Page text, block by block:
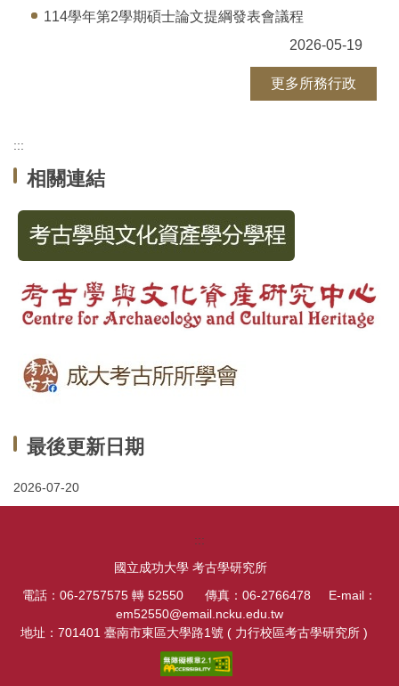
114學年第2學期碩士論文提綱發表會議程
2026-05-19
更多所務行政
:::
相關連結
最後更新日期
2026-07-20
:::
國立成功大學 考古學研究所
電話：06-2757575 轉 52550 傳真：06-2766478 E-mail：
em52550@email.ncku.edu.tw
地址：701401 臺南市東區大學路1號 ( 力行校區考古學研究所 )